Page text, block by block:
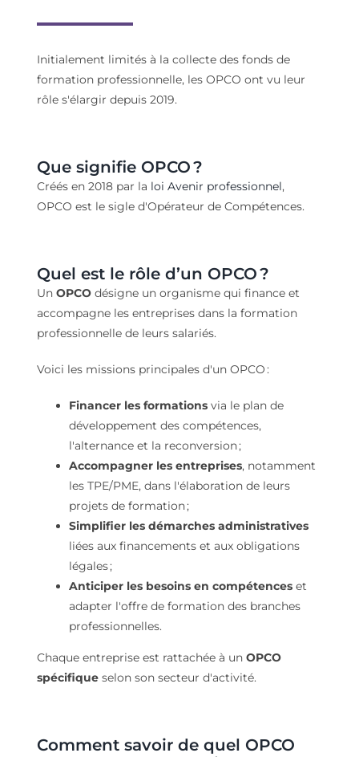
Initialement limités à la collecte des fonds de
formation professionnelle, les OPCO ont vu leur
rôle s'élargir depuis2019.
Que signifie OPCO ?
Créés en2018 par la loi Avenir professionnel,
OPCOest le sigle d'Opérateur de Compétences.
Quel est le rôle d’un OPCO ?
UnOPCO désigne un organisme qui finance et
accompagne les entreprises dans la formation
professionnelle de leurs salariés.
Voici les missions principales d'un OPCO :
Financer les formations via le plan de
développement des compétences,
l'alternance et la reconversion ;
Accompagner les entreprises, notamment
les TPE/PME, dans l'élaboration de leurs
projets de formation ;
Simplifier les démarches administratives
liées aux financements et aux obligations
légales ;
Anticiper les besoins en compétences et
adapter l'offre de formation des branches
professionnelles.
Chaque entreprise est rattachée à unOPCO
spécifique selon son secteur d'activité.
Comment savoir de quel OPCO